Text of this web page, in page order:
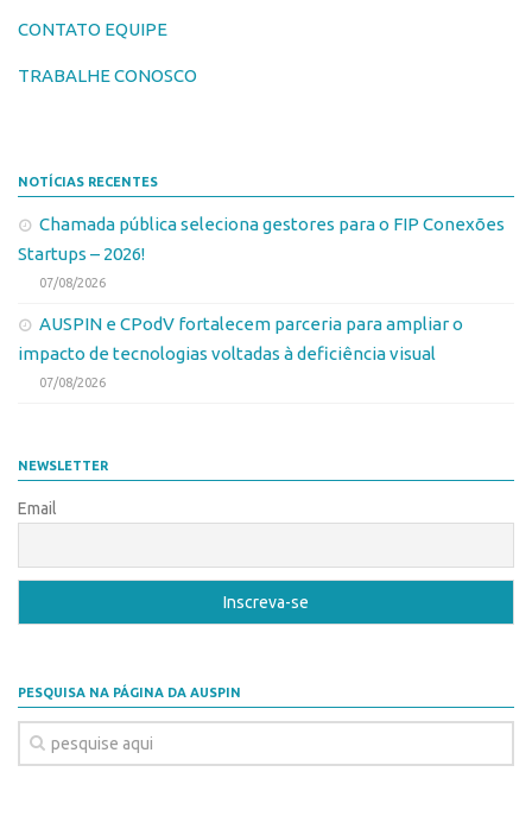
VPI – Vocação para Inovação
Patrimônio Genético
Leis e Normas
Transferência de Tecnologia
Convênios
Chamamento
Parcerias PD&I
Exceções
Programas
Conexão USP
CONTATO EQUIPE
TRABALHE CONOSCO
NOTÍCIAS RECENTES
Chamada pública seleciona gestores para o FIP Conexões
Startups – 2026!
07/08/2026
AUSPIN e CPodV fortalecem parceria para ampliar o
impacto de tecnologias voltadas à deficiência visual
07/08/2026
NEWSLETTER
Email
PESQUISA NA PÁGINA DA AUSPIN